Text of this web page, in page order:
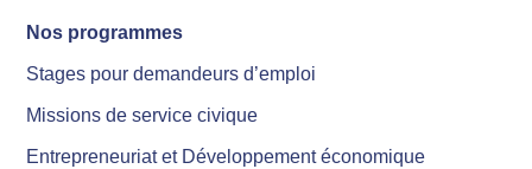
Nos programmes
Stages pour demandeurs d’emploi
Missions de service civique
Entrepreneuriat et Développement économique